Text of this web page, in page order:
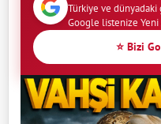
Türkiye ve
Google listenize
⭐ Bizi